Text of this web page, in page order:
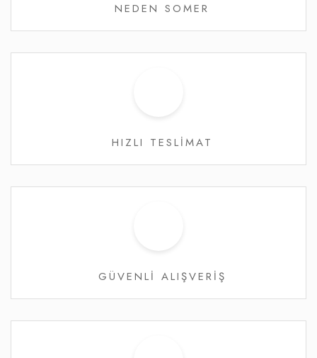
NEDEN SOMER
HIZLI TESLİMAT
GÜVENLİ ALIŞVERİŞ